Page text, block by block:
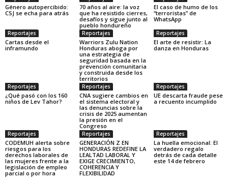
Género autopercibido:
CSJ se echa para atrás
70 años al aire: la voz
que ha resistido cierres,
desafíos y sigue junto al
pueblo hondureño
El caso de humo de los
“terroristas” de
WhatsApp
Reportajes
Cartas desde el
inframundo
Reportajes
Warriors Zulu Nation
Honduras aboga por
una estrategia de
seguridad basada en la
prevención comunitaria
y construida desde los
territorios
Reportajes
El arte de resistir: La
danza en Honduras
Reportajes
¿Qué pasó con los 160
niños de Lev Tahor?
Reportajes
CNA sugiere cambios en
el sistema electoral y
las denuncias sobre la
crisis de 2025 aumentan
la presión en el
Congreso
Reportajes
UE descarta fraude pese
a recuento incumplido
Reportajes
CODEMUH alerta sobre
riesgos para los
derechos laborales de
las mujeres frente a la
legislación de empleo
parcial o por hora
Reportajes
GENERACIÓN Z EN
HONDURAS REDEFINE LA
LEALTAD LABORAL Y
EXIGE CRECIMIENTO,
COHERENCIA Y
FLEXIBILIDAD
Reportajes
La huella emocional: El
verdadero regalo
detrás de cada detalle
este 14 de febrero